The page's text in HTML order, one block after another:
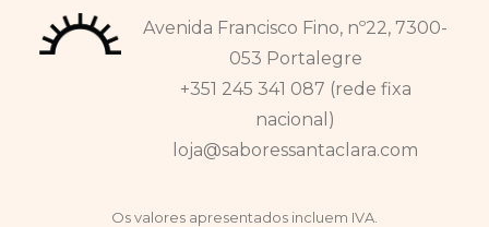
Avenida Francisco Fino, nº22, 7300-
053 Portalegre
+351 245 341 087 (rede fixa
nacional)
loja@saboressantaclara.com
Os valores apresentados incluem IVA.